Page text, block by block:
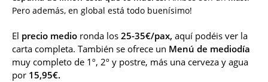
Pero además, en global está todo buenísimo!
El precio medio ronda los 25-35€/pax, aquí podéis ver la
carta completa. También se ofrece un Menú de mediodía
muy completo de 1º, 2º y postre, más una cerveza y agua
por 15,95€.